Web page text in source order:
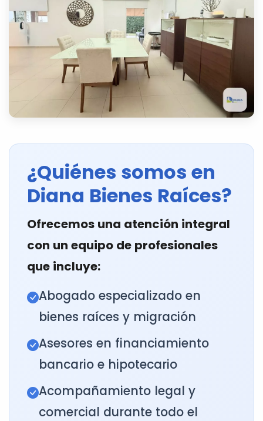
¿Quiénes somos en
Diana Bienes Raíces?
Ofrecemos una atención integral
con un equipo de profesionales
que incluye:
Abogado especializado en
bienes raíces y migración
Asesores en financiamiento
bancario e hipotecario
Acompañamiento legal y
comercial durante todo el